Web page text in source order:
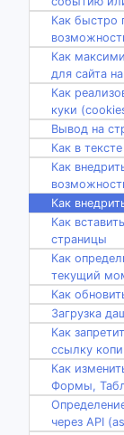
Как быстро
Как
для сайта
Как
куки
Вывод на
Как в
Как
Как
Как
страницы
Как
текущий
Как
Загрузка
Как
ссылку
Как
Формы,
через API